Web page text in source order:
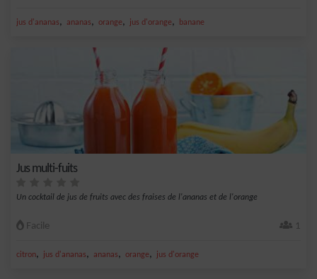
jus d'ananas, ananas, orange, jus d'orange, banane
Jus multi-fuits
Un cocktail de jus de fruits avec des fraises de l'ananas et de l'orange
Facile 1
citron, jus d'ananas, ananas, orange, jus d'orange